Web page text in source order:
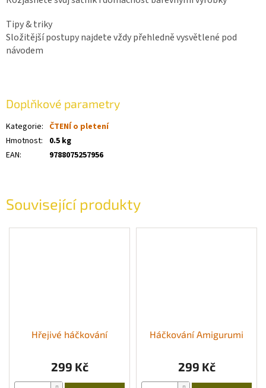
Související produkty
Hřejivé háčkování
299 Kč
Háčkování Amigurumi
299 Kč
Tipy & triky
Složitější postupy najdete vždy přehledně vysvětlené pod
návodem
Doplňkové parametry
Kategorie: ČTENÍ o pletení
Hmotnost:
0.5 kg
EAN: 9788075257956